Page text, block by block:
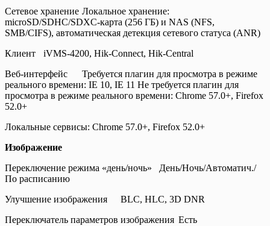
Сетевое хранение Локальное хранение:
microSD/SDHC/SDXC-карта (256 ГБ) и NAS (NFS,
SMB/CIFS), автоматическая детекция сетевого статуса (ANR)
Клиент
iVMS-4200, Hik-Connect, Hik-Central
Веб-интерфейс
Требуется плагин для просмотра в режиме
реального времени: IE 10, IE 11 Не требуется плагин для
просмотра в режиме реального времени: Chrome 57.0+, Firefox
52.0+
Локальные сервисы: Chrome 57.0+, Firefox 52.0+
Изображение
Переключение режима «день/ночь»
День/Ночь/Автоматич./
По расписанию
Улучшение изображения
BLC, HLC, 3D DNR
Переключатель параметров изображения Есть